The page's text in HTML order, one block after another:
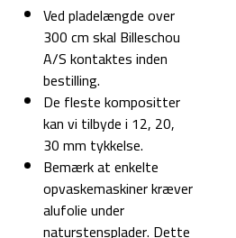
Ved pladelængde over
300 cm skal Billeschou
A/S kontaktes inden
bestilling.
De fleste kompositter
kan vi tilbyde i 12, 20,
30 mm tykkelse.
Bemærk at enkelte
opvaskemaskiner kræver
alufolie under
naturstensplader. Dette